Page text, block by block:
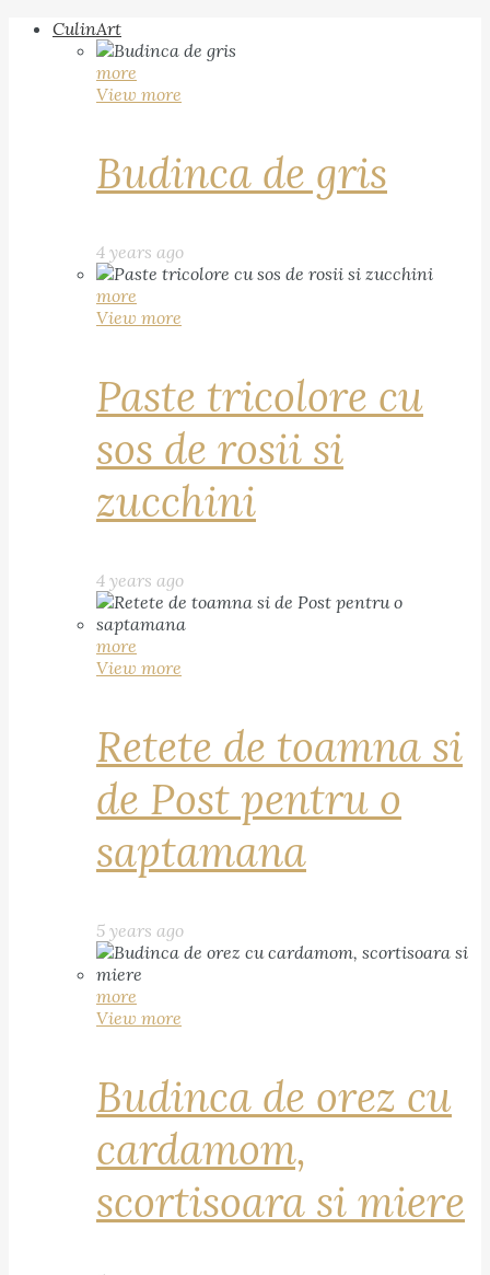
CulinArt
more
View more
Budinca de gris
4 years ago
more
View more
Paste tricolore cu
sos de rosii si
zucchini
4 years ago
more
View more
Retete de toamna si
de Post pentru o
saptamana
5 years ago
more
View more
Budinca de orez cu
cardamom,
scortisoara si miere